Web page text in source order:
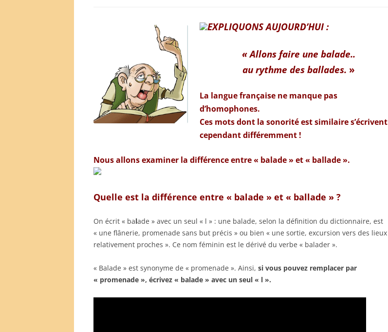
EXPLIQUONS AUJOURD’HUI :
« Allons faire une balade..
au rythme des ballades. »
La langue française ne manque pas
d’homophones.
Ces mots dont la sonorité est similaire s’écrivent
cependant différemment !
Nous allons examiner la différence entre « balade » et « ballade ».
Quelle est la différence entre « balade » et « ballade » ?
On écrit « balade » avec un seul « l » : une balade, selon la définition du dictionnaire, est
« une flânerie, promenade sans but précis » ou bien « une sortie, excursion vers des lieux
relativement proches ». Ce nom féminin est le dérivé du verbe « balader ».
« Balade » est synonyme de « promenade ». Ainsi, si vous pouvez remplacer par
« promenade », écrivez « balade » avec un seul « l ».